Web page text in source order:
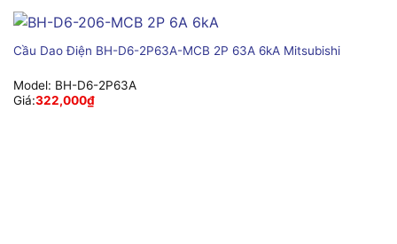
Cầu Dao Điện BH-D6-2P63A-MCB 2P 63A 6kA Mitsubishi
Model: BH-D6-2P63A
Giá:322,000₫